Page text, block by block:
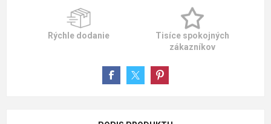
Rýchle dodanie
Tisíce spokojných
zákazníkov